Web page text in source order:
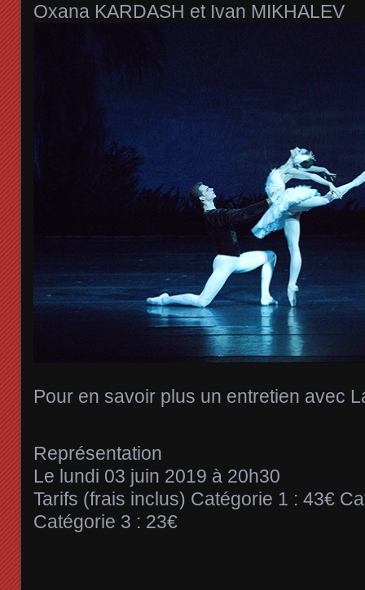
Oxana KARDASH et Ivan MIKHALEV
Pour en savoir plus un entretien avec
Représentation
Le lundi 03 juin 2019 à 20h30
Tarifs (frais inclus) Catégorie 1 : 43€
Catégorie 3 : 23€